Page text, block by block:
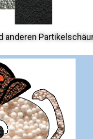
anderen